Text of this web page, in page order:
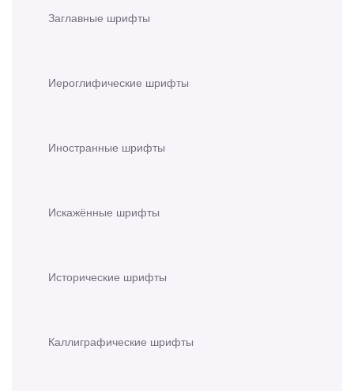
Заглавные шрифты
Иероглифические шрифты
Иностранные шрифты
Искажённые шрифты
Исторические шрифты
Каллиграфические шрифты